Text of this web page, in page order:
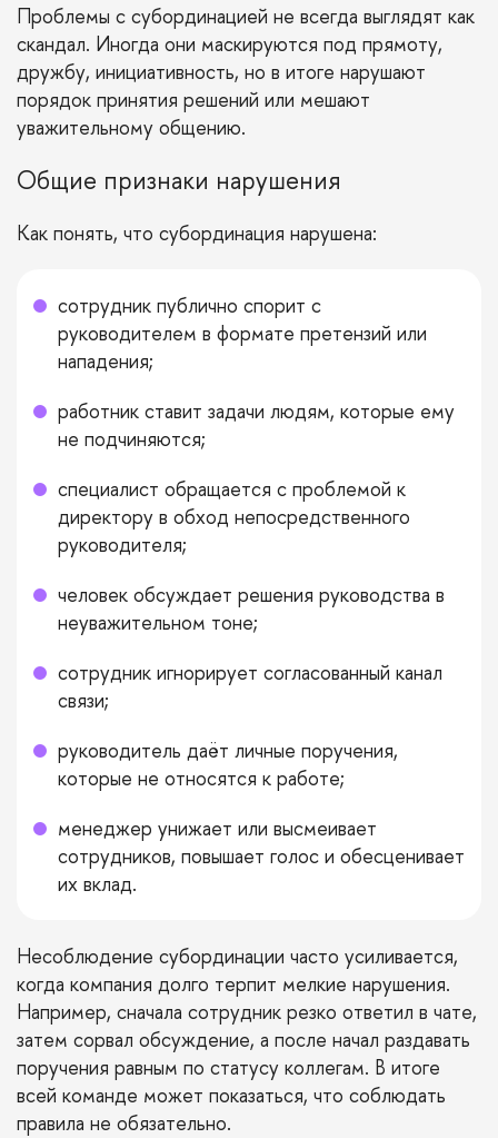
Проблемы с субординацией не всегда выглядят как
скандал. Иногда они маскируются под прямоту,
дружбу, инициативность, но в итоге нарушают
порядок принятия решений или мешают
уважительному общению.
Общие признаки нарушения
Как понять, что субординация нарушена:
сотрудник публично спорит с
руководителем в формате претензий или
нападения;
работник ставит задачи людям, которые ему
не подчиняются;
специалист обращается с проблемой к
директору в обход непосредственного
руководителя;
человек обсуждает решения руководства в
неуважительном тоне;
сотрудник игнорирует согласованный канал
связи;
руководитель даёт личные поручения,
которые не относятся к работе;
менеджер унижает или высмеивает
сотрудников, повышает голос и обесценивает
их вклад.
Несоблюдение субординации часто усиливается,
когда компания долго терпит мелкие нарушения.
Например, сначала сотрудник резко ответил в чате,
затем сорвал обсуждение, а после начал раздавать
поручения равным по статусу коллегам. В итоге
всей команде может показаться, что соблюдать
правила не обязательно.